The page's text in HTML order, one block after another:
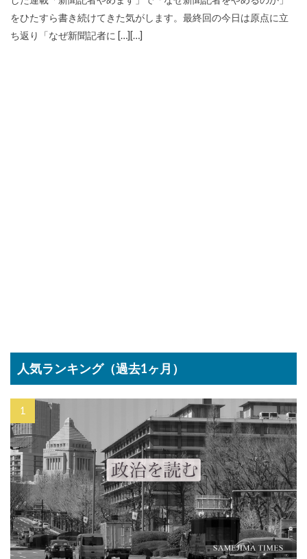
をひたすら書き続けてきた気がします。最終回の今日は原点に立
ち返り「なぜ新聞記者に […][…]
人気ランキング（過去1ヶ月）